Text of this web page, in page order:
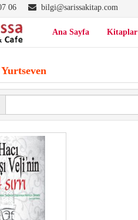
07 06 bilgi@sarissakitap.com
Ana Sayfa Kitaplar